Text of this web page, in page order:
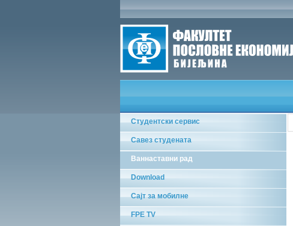
Студентски сервис
Савез студената
Ваннаставни рад
Download
Сајт за мобилне
FPE TV